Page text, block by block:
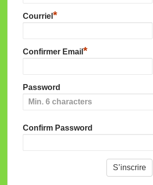
Courriel *
Confirmer Email *
Password
Confirm Password